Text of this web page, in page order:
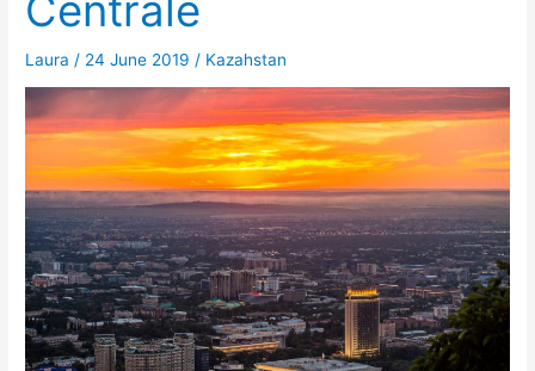
Centrale
Laura / 24 June 2019 / Kazahstan